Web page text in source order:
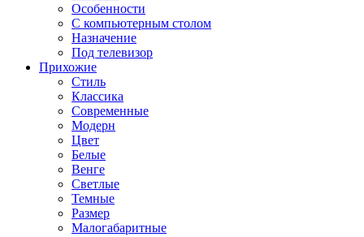
Особенности
С компьютерным столом
Назначение
Под телевизор
Прихожие
Стиль
Классика
Современные
Модерн
Цвет
Белые
Венге
Светлые
Темные
Размер
Малогабаритные